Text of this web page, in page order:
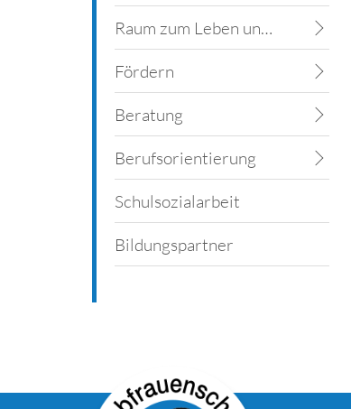
Raum zum Leben und Lernen
Fördern
Beratung
Berufsorientierung
Schulsozialarbeit
Bildungspartner